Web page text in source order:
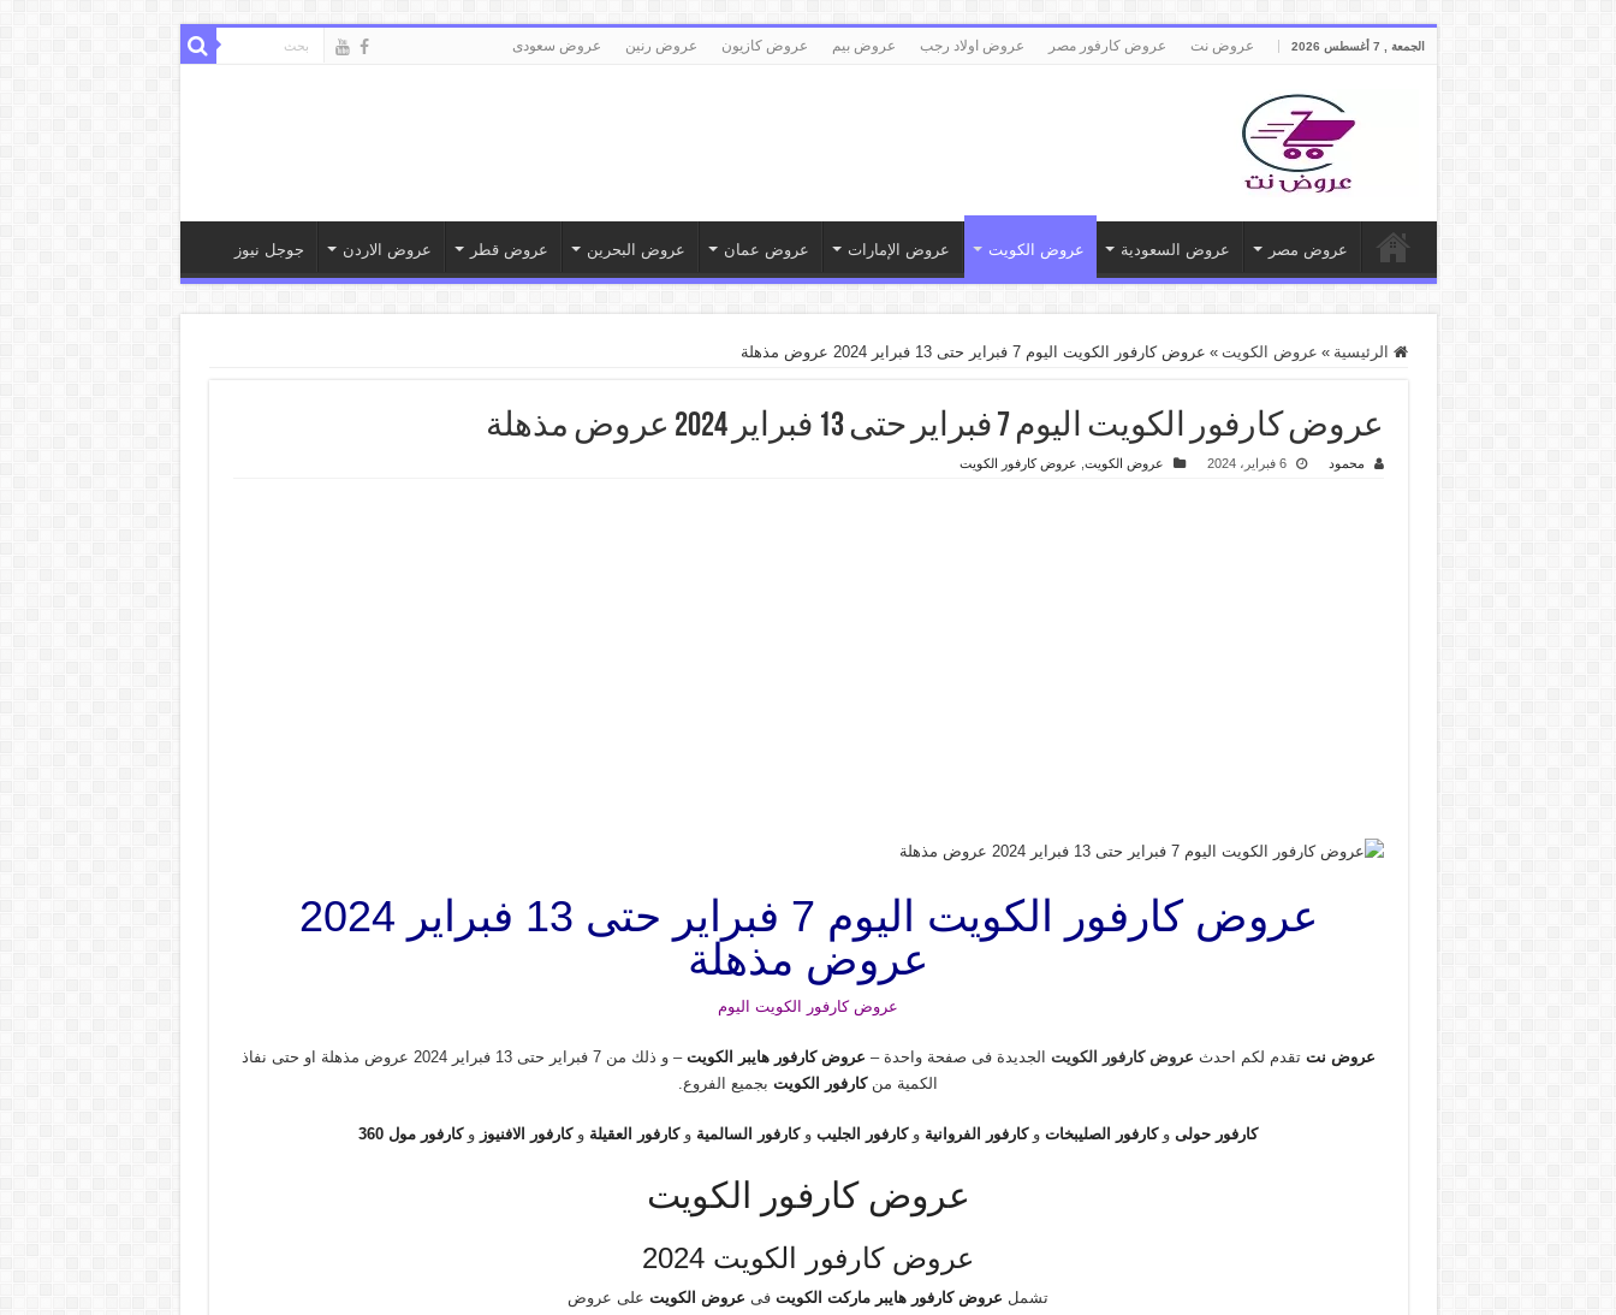
الجمعة , 7 أغسطس 2026 عروض نت عروض كارفور مصر عروض اولاد رجب عروض بيم عروض كازيون عروض رنين عروض سعودى
عروض مصر عروض السعودية عروض الكويت عروض الإمارات عروض عمان عروض البحرين عروض قطر عروض الاردن جوجل نيوز
الرئيسية » عروض الكويت » عروض كارفور الكويت اليوم 7 فبراير حتى 13 فبراير 2024 عروض مذهلة
عروض كارفور الكويت اليوم 7 فبراير حتى 13 فبراير 2024 عروض مذهلة
محمود 6 فبراير، 2024 عروض الكويت عروض كارفور الكويت
عروض كارفور الكويت اليوم 7 فبراير حتى 13 فبراير 2024
عروض مذهلة
عروض كارفور الكويت اليوم
عروض نت تقدم لكم احدث عروض كارفور الكويت الجديدة فى صفحة واحدة – عروض كارفور هايبر الكويت
– و ذلك من 7 فبراير حتى 13 فبراير 2024 عروض مذهلة او حتى نفاذ
الكمية منكارفور الكويت بجميع الفروع.
كارفور حولى و كارفور الصليبخات و كارفور الفروانية وكارفور الجليب وكارفور السالمية وكارفور العقيلة و كارفور الافنيوز و كارفور مول 360
عروض كارفور الكويت
عروض كارفور الكويت 2024
تشمل عروض كارفور هايبر ماركت الكويت فى عروض الكويت على عروض